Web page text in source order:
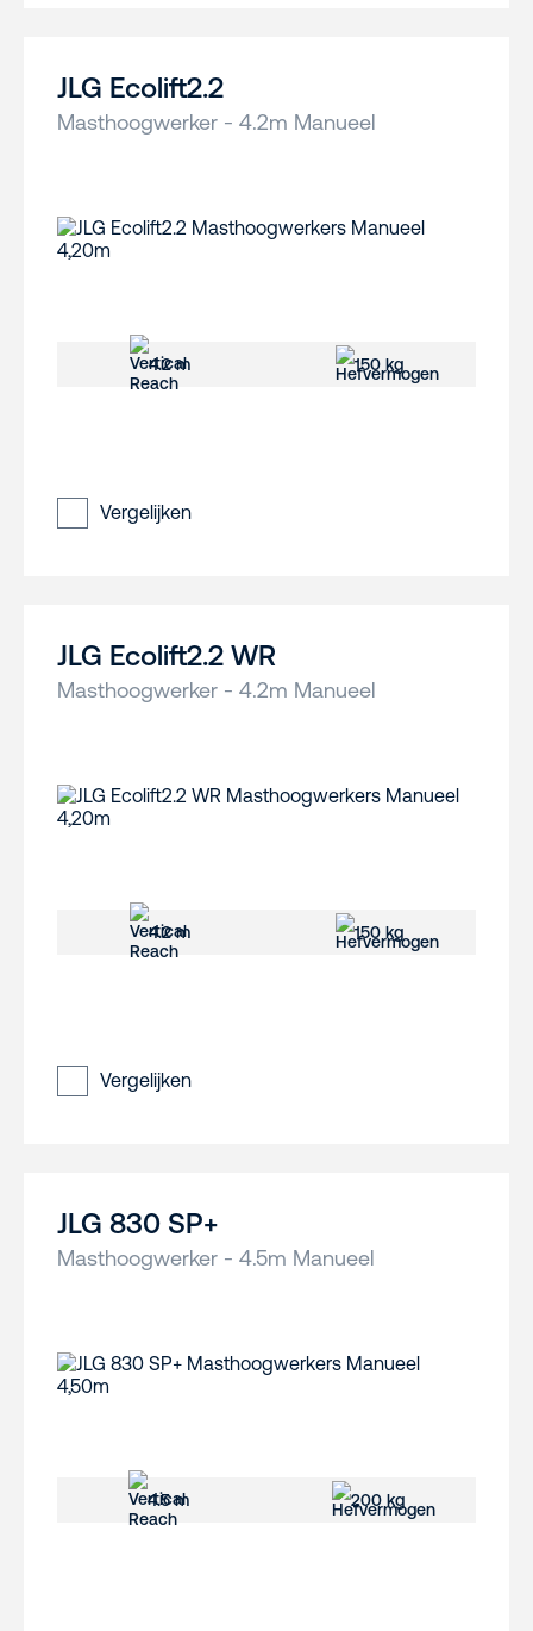
JLG Ecolift2.2
Masthoogwerker - 4.2m Manueel
4.2 m 150 kg
Vergelijken
JLG Ecolift2.2 WR
Masthoogwerker - 4.2m Manueel
4.2 m 150 kg
Vergelijken
JLG 830 SP+
Masthoogwerker - 4.5m Manueel
4.5 m 200 kg